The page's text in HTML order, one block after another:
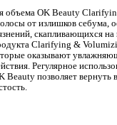
объема OK Beauty
от излишков себума,
скапливающихся на
Clarifying &
оказывают
Регулярное
Beauty позволяет